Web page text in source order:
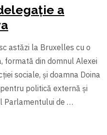
a
astăzi la Bruxelles cu o
formată din domnul Alexei
sociale, și doamna Doina
politică externă și
Parlamentului de …